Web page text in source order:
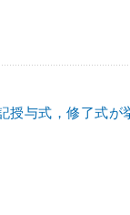
授与式，修了式が